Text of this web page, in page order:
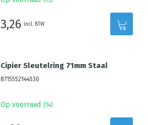
3,26 incl. BTW
Cipier Sleutelring 71mm Staal
8715552144530
Op voorraad (14)